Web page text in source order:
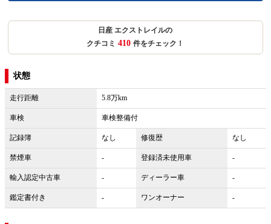
日産 エクストレイルの
クチコミ 410 件をチェック！
状態
走行距離 5.8万km
車検 車検整備付
記録簿 なし 修復歴 なし
禁煙車 - 登録済未使用車 -
輸入認定中古車 - ディーラー車 -
鑑定書付き - ワンオーナー -